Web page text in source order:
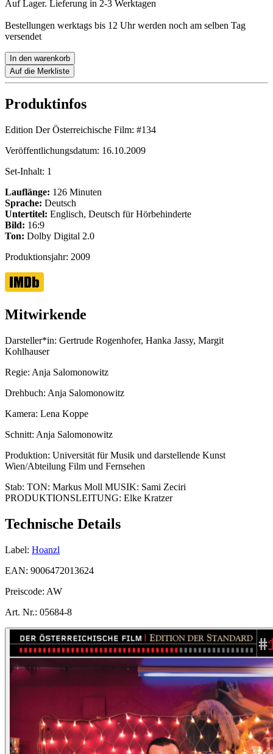
Auf Lager. Lieferung in 2-3 Werktagen
Bestellungen werktags bis 12 Uhr werden noch am selben Tag
versendet
In den warenkorb
Auf die Merkliste
Produktinfos
Edition Der Österreichische Film: #134
Veröffentlichungsdatum: 16.10.2009
Set-Inhalt: 1
Lauflänge: 126 Minuten
Sprache: Deutsch
Untertitel: Englisch, Deutsch für Hörbehinderte
Bild: 16:9
Ton: Dolby Digital 2.0
Produktionsjahr: 2009
Mitwirkende
Darsteller*in: Gertrude Rogenhofer, Hanka Jassy, Margit
Kohlhauser
Regie: Anja Salomonowitz
Drehbuch: Anja Salomonowitz
Kamera: Lena Koppe
Schnitt: Anja Salomonowitz
Produktion: Universität für Musik und darstellende Kunst
Wien/Abteilung Film und Fernsehen
Stab: TON: Markus Moll MUSIK: Sami Zeciri
PRODUKTIONSLEITUNG: Elke Kratzer
Technische Details
Label: Hoanzl
EAN: 9006472013624
Preiscode: AW
Art. Nr.: 05684-8